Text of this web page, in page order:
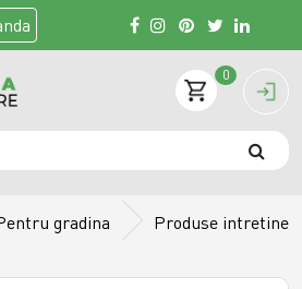
0
gradina Produse